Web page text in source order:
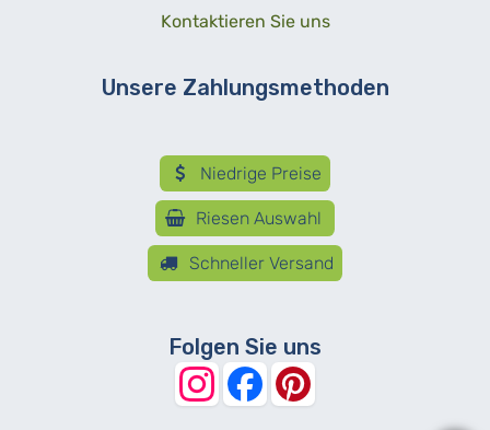
Kontaktieren Sie uns
Unsere Zahlungsmethoden
Niedrige Preise
Riesen Auswahl
Schneller Versand
Folgen Sie uns